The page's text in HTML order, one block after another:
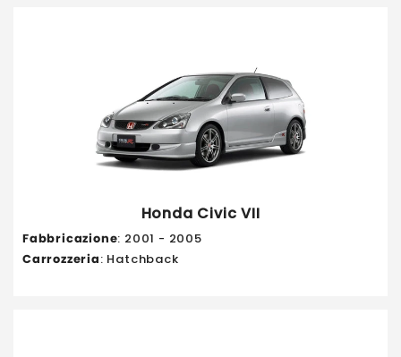
Honda Civic VII
Fabbricazione: 2001 - 2005
Carrozzeria: Hatchback